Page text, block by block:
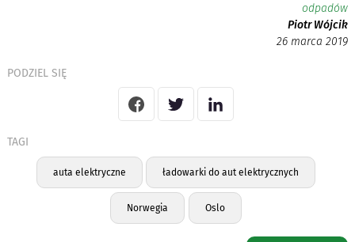
odpadów
Piotr Wójcik
26 marca 2019
PODZIEL SIĘ
TAGI
auta elektryczne ładowarki do aut elektrycznych
Norwegia Oslo